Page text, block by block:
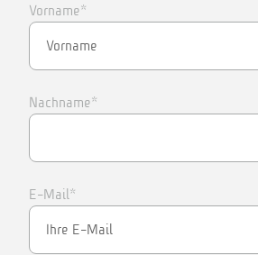
Vorname*
Nachname*
E-Mail*